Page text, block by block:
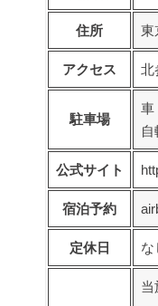
住所 東
アクセス 北
駐車場
車
公式サイト
宿泊予約
定休日 な
当